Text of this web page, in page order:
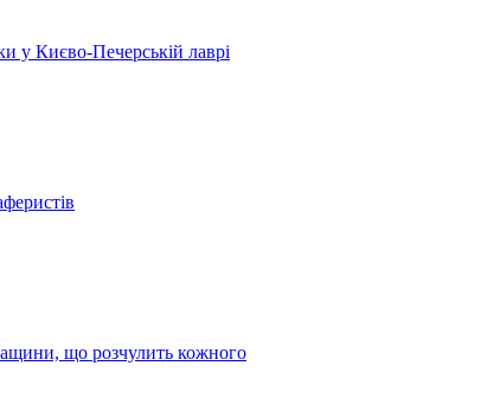
у Києво-Печерській лаврі
що розчулить кожного